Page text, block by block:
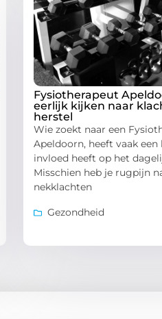
Fysiotherapeut
eerlijk kijken naar
herstel
Wie zoekt naar een
Apeldoorn, heeft vaak
invloed heeft op het
Misschien heb je rugpijn
nekklachten
Gezondheid